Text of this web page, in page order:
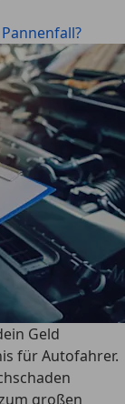
Geld
für Autofahrer.
großen